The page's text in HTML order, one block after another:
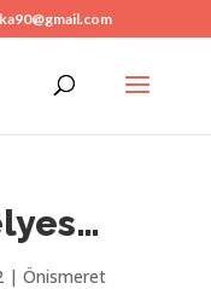
| Önismeret